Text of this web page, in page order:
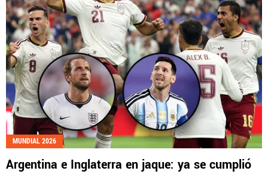
MUNDIAL 2026
Argentina e Inglaterra en jaque: ya se cumplió